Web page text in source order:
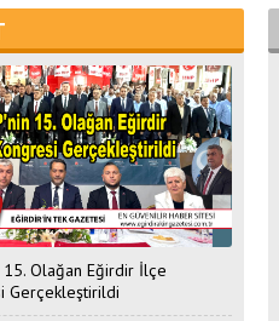
15. Olağan Eğirdir İlçe
Gerçekleştirildi